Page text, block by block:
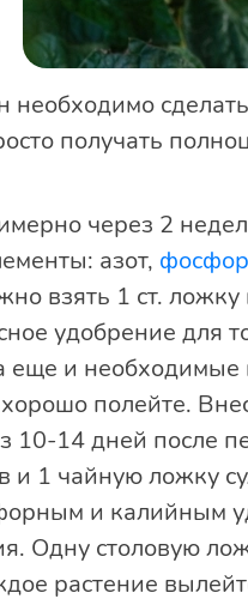
необходимо
получать
через 2
азот,
взять 1 ст.
удобрение для
и необходимые
полейте.
10-14 дней после
и 1 чайную ложку
и калийным
Одну столовую
растение